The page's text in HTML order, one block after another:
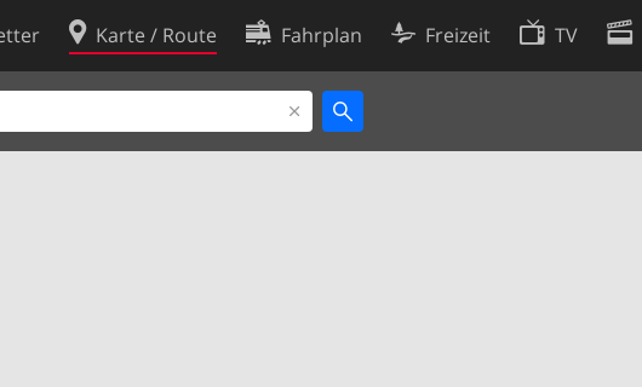
Karte / Route Fahrplan Freizeit TV
Cookie-Richtlinie
Cookie-Einstellungen